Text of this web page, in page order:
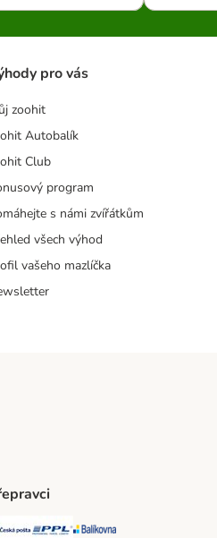
pro vás
zoohit
Autobalík
Club
program
s námi zvířátkům
všech výhod
vašeho mazlíčka
Česká pošta Shipping Method
PPL Shipping Method
Balíkovna